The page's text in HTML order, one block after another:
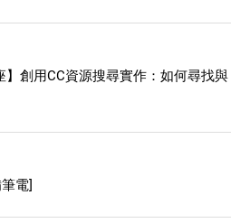
】創用CC資源搜尋實作：如何尋找與
電]